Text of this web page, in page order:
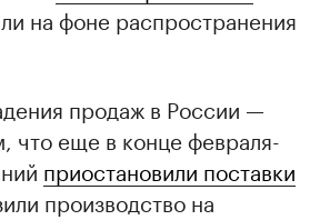
на фоне распространения
продаж в России —
что еще в конце февраля-
приостановили поставки
производство на